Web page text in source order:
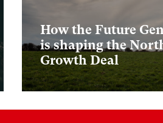
How the Future
is shaping the
Growth Deal